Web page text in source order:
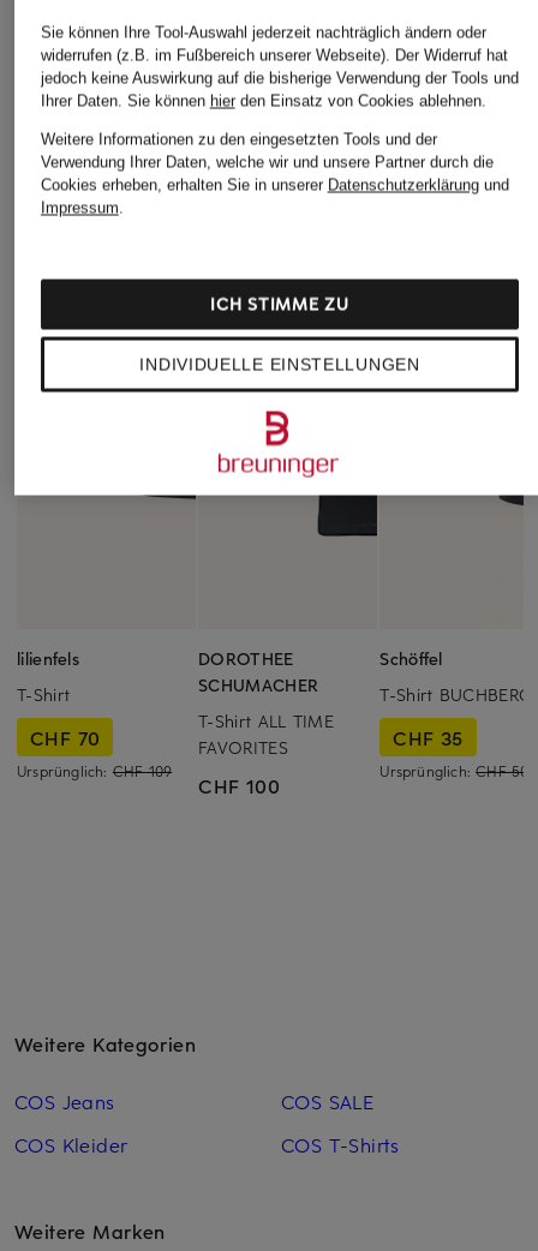
lilienfels
T-Shirt
CHF 70
Ursprünglich: CHF 109
DOROTHEE
SCHUMACHER
T-Shirt ALL TIME
FAVORITES
CHF 100
Schöffel
T-Shirt BUCHBERG
CHF 35
Ursprünglich:CHF 50
Weitere Kategorien
COS Jeans
COS Kleider
COS SALE
COS T-Shirts
Weitere Marken
Sie können Ihre Tool-Auswahl jederzeit nachträglich ändern oder
widerrufen (z.B. im Fußbereich unserer Webseite). Der Widerruf hat
jedoch keine Auswirkung auf die bisherige Verwendung der Tools und
Ihrer Daten. Sie können hierden Einsatz von Cookies ablehnen.
Weitere Informationen zu den eingesetzten Tools und der
Verwendung Ihrer Daten, welche wir und unsere Partner durch die
Cookies erheben, erhalten Sie in unserer Datenschutzerklärungund
Impressum.
INDIVIDUELLE EINSTELLUNGEN
ICH STIMME ZU